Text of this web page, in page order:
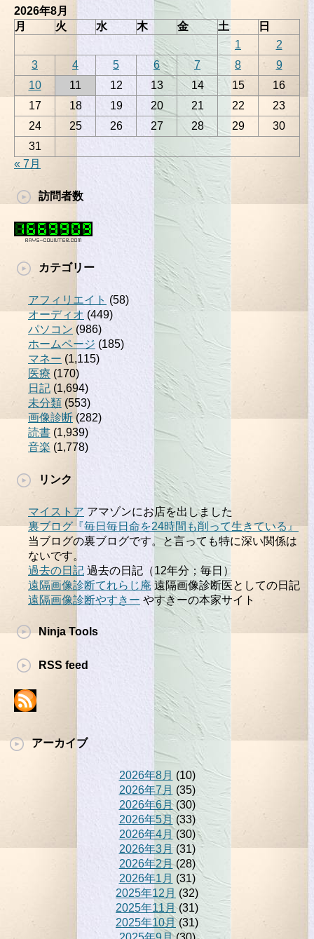
2026年8月
月
火 水 木 金 土
日
1
2
3
4 5 6 7 8
9
10
11 12 13 14 15
16
17
18 19 20 21 22
23
24
25 26 27 28 29
30
31
« 7月
訪問者数
カテゴリー
アフィリエイト (58)
オーディオ (449)
パソコン (986)
ホームページ (185)
マネー (1,115)
医療 (170)
日記 (1,694)
未分類 (553)
画像診断(282)
読書 (1,939)
音楽 (1,778)
リンク
マイストア アマゾンにお店を出しました
裏ブログ『毎日毎日命を24時間も削って生きている』
当ブログの裏ブログです。と言っても特に深い関係は
ないです。
過去の日記 過去の日記（12年分；毎日）
遠隔画像診断てれらじ庵 遠隔画像診断医としての日記
遠隔画像診断やすきー やすきーの本家サイト
Ninja Tools
RSS feed
アーカイブ
2026年8月 (10)
2026年7月 (35)
2026年6月(30)
2026年5月(33)
2026年4月 (30)
2026年3月(31)
2026年2月(28)
2026年1月 (31)
2025年12月 (32)
2025年11月(31)
2025年10月(31)